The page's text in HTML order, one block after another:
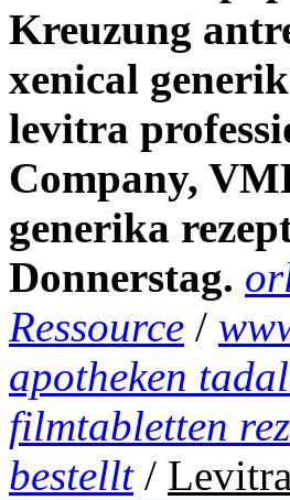
Kreuzung
xenical
levitra
Company,
generika
Donnerstag.
Ressource /
apotheken
filmtabletten
bestellt/